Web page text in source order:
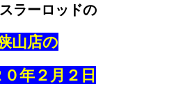
ラーロッドの
山店の
０年２月２日